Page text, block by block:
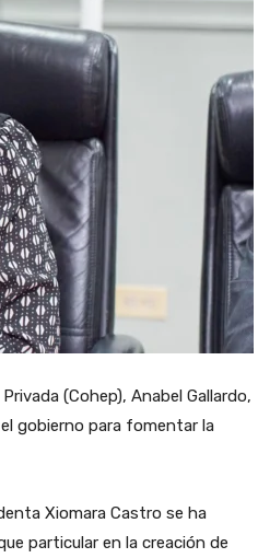
(Cohep), Anabel Gallardo,
gobierno para fomentar la
Xiomara Castro se ha
particular en la creación de